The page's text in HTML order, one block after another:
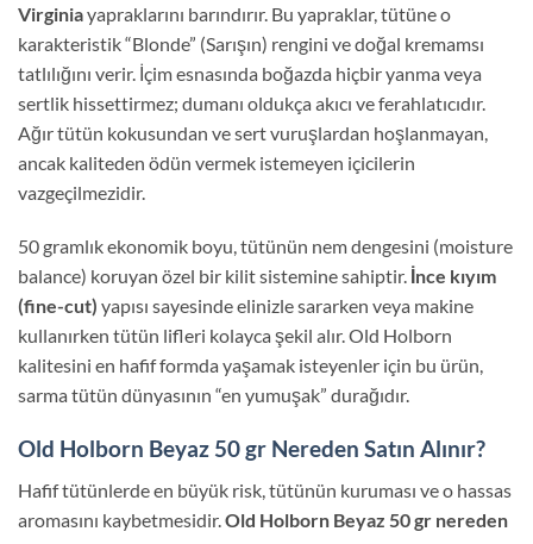
Virginiayapraklarını barındırır. Bu yapraklar, tütüne o
karakteristik “Blonde” (Sarışın) rengini ve doğal kremamsı
tatlılığını verir. İçim esnasında boğazda hiçbir yanma veya
sertlik hissettirmez; dumanı oldukça akıcı ve ferahlatıcıdır.
Ağır tütün kokusundan ve sert vuruşlardan hoşlanmayan,
ancak kaliteden ödün vermek istemeyen içicilerin
vazgeçilmezidir.
50 gramlık ekonomik boyu, tütünün nem dengesini (moisture
balance) koruyan özel bir kilit sistemine sahiptir. İnce kıyım
(fine-cut) yapısı sayesinde elinizle sararken veya makine
kullanırken tütün lifleri kolayca şekil alır. Old Holborn
kalitesini en hafif formda yaşamak isteyenler için bu ürün,
sarma tütün dünyasının “en yumuşak” durağıdır.
Old Holborn Beyaz 50 gr Nereden Satın Alınır?
Hafif tütünlerde en büyük risk, tütünün kuruması ve o hassas
aromasını kaybetmesidir.Old Holborn Beyaz 50 gr nereden